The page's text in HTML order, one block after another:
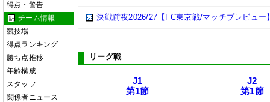
得点・警告
チーム情報
競技場
得点ランキング
勝ち点推移
年齢構成
スタッフ
関係者ニュース
決戦前夜2026/27【FC東京戦/マッチプレビュー
リーグ戦
J1
第1節
J2
第1節